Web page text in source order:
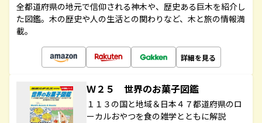
全都道府県の地元で信仰される神木や、歴史ある巨木を紹介し
た図鑑。木の歴史や人の生活との関わりなど、木と旅の情報満
載。
詳細を見る
Ｗ２５ 世界のお菓子図鑑
１１３の国と地域＆日本４７都道府県のロ
ーカルおやつを食の雑学とともに解説